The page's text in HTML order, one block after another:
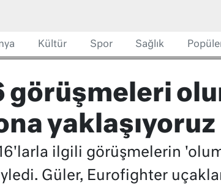
Kültür Spor Sağlık
görüşmeleri
yaklaşıyoruz
ilgili görüşmelerin
Güler, Eurofighter